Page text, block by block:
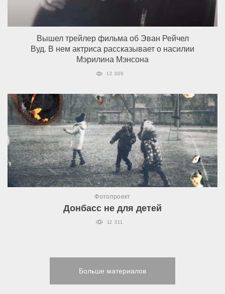
Вышел трейлер фильма об Эван Рейчел
Вуд. В нем актриса рассказывает о насилии
Мэрилина Мэнсона
12 009
Фотопроект
Донбасс не для детей
12 311
Больше материалов